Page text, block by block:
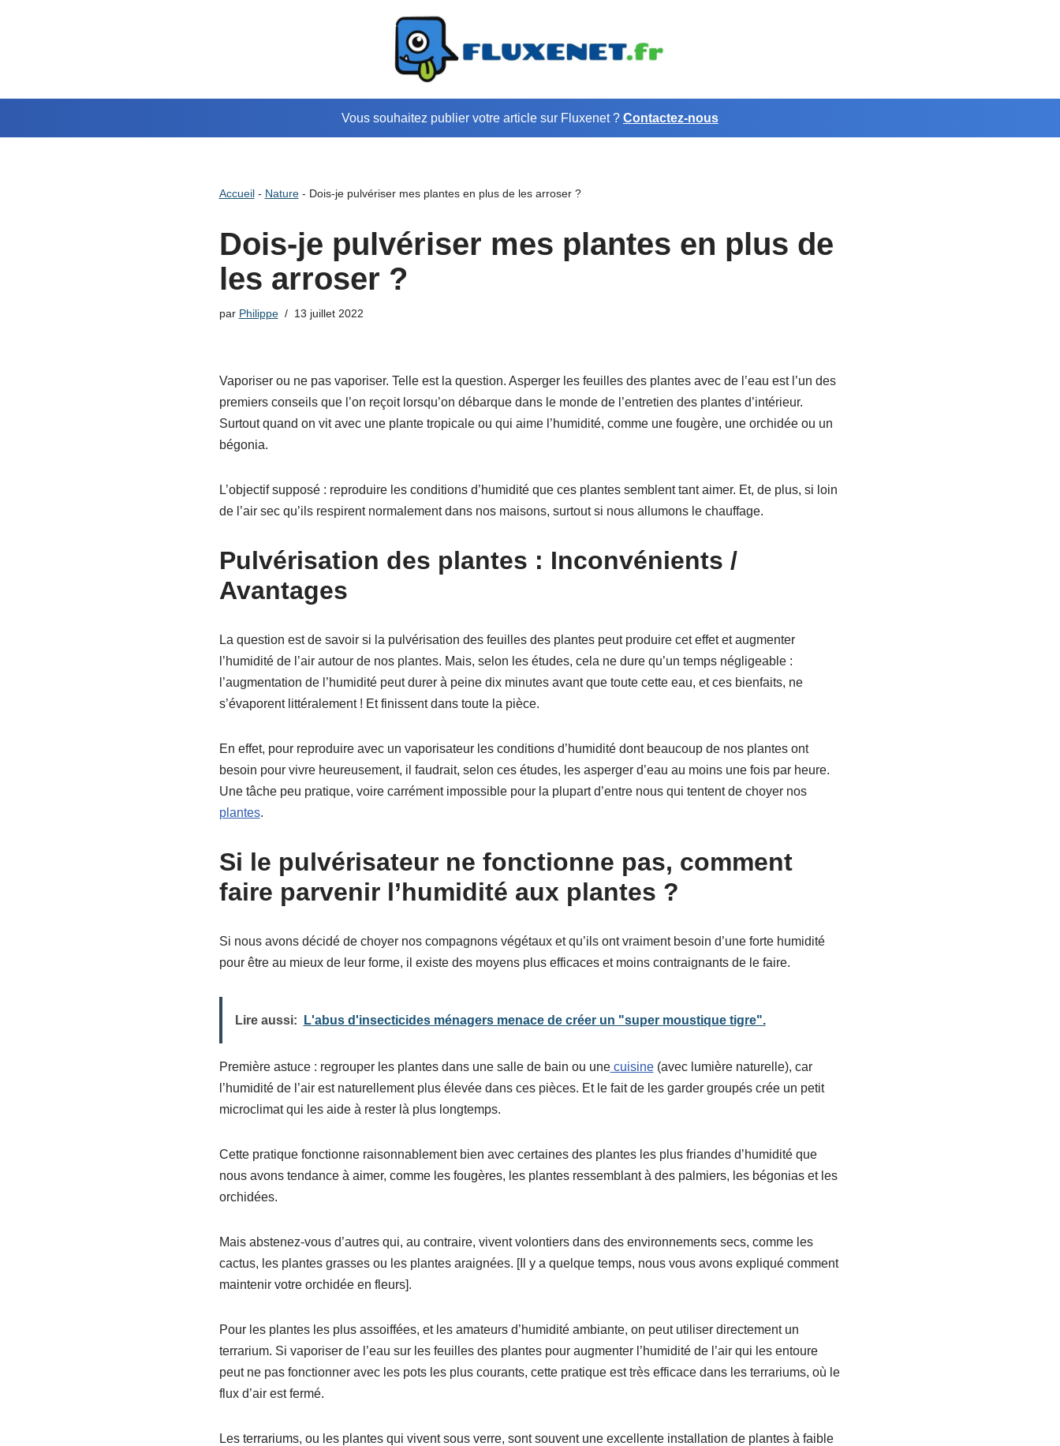
Vous souhaitez publier votre article sur Fluxenet ? Contactez-nous
Accueil- Nature- Dois-je pulvériser mes plantes en plus de les arroser ?
Dois-je pulvériser mes plantes en plus de
les arroser ?
par Philippe 13 juillet 2022
Vaporiser ou ne pas vaporiser. Telle est la question. Asperger les feuilles des plantes avec de l’eau est l’un des
premiers conseils que l’on reçoit lorsqu’on débarque dans le monde de l’entretien des plantes d’intérieur.
Surtout quand on vit avec une plante tropicale ou qui aime l’humidité, comme une fougère, une orchidée ou un
bégonia.
L’objectif supposé : reproduire les conditions d’humidité que ces plantes semblent tant aimer. Et, de plus, si loin
de l’air sec qu’ils respirent normalement dans nos maisons, surtout si nous allumons le chauffage.
Pulvérisation des plantes : Inconvénients /
Avantages
La question est de savoir si la pulvérisation des feuilles des plantes peut produire cet effet et augmenter
l’humidité de l’air autour de nos plantes. Mais, selon les études, cela ne dure qu’un temps négligeable :
l’augmentation de l’humidité peut durer à peine dix minutes avant que toute cette eau, et ces bienfaits, ne
s’évaporent littéralement ! Et finissent dans toute la pièce.
En effet, pour reproduire avec un vaporisateur les conditions d’humidité dont beaucoup de nos plantes ont
besoin pour vivre heureusement, il faudrait, selon ces études, les asperger d’eau au moins une fois par heure.
Une tâche peu pratique, voire carrément impossible pour la plupart d’entre nous qui tentent de choyer nos
plantes.
Si le pulvérisateur ne fonctionne pas, comment
faire parvenir l’humidité aux plantes ?
Si nous avons décidé de choyer nos compagnons végétaux et qu’ils ont vraiment besoin d’une forte humidité
pour être au mieux de leur forme, il existe des moyens plus efficaces et moins contraignants de le faire.
Lire aussi: L'abus d'insecticides ménagers menace de créer un "super moustique tigre".
Première astuce : regrouper les plantes dans une salle de bain ou unecuisine(avec lumière naturelle), car
l’humidité de l’air est naturellement plus élevée dans ces pièces. Et le fait de les garder groupés crée un petit
microclimat qui les aide à rester là plus longtemps.
Cette pratique fonctionne raisonnablement bien avec certaines des plantes les plus friandes d’humidité que
nous avons tendance à aimer, comme les fougères, les plantes ressemblant à des palmiers, les bégonias et les
orchidées.
Mais abstenez-vous d’autres qui, au contraire, vivent volontiers dans des environnements secs, comme les
cactus, les plantes grasses ou les plantes araignées. [Il y a quelque temps, nous vous avons expliqué comment
maintenir votre orchidée en fleurs].
Pour les plantes les plus assoiffées, et les amateurs d’humidité ambiante, on peut utiliser directement un
terrarium. Si vaporiser de l’eau sur les feuilles des plantes pour augmenter l’humidité de l’air qui les entoure
peut ne pas fonctionner avec les pots les plus courants, cette pratique est très efficace dans les terrariums, où le
flux d’air est fermé.
Les terrariums, ou les plantes qui vivent sous verre, sont souvent une excellente installation de plantes à faible